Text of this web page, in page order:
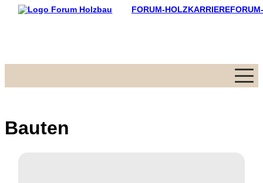
FORUM-HOLZKARRIERE
Menü
Bauten